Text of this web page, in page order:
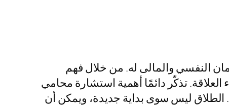
النفسي والمالى له. من خلال فهم
العلاقة. تذكّر دائمًا أهمية استشارة محامي
ليس سوى بداية جديدة، ويمكن أن